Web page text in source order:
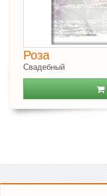
Роза
Свадебный